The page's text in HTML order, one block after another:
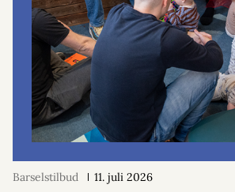
Barselstilbud 11. juli 2026